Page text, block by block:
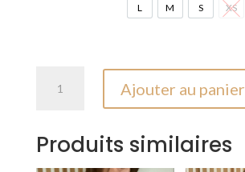
L
L
M
M
S
S
XS
XS
noir
Ajouter au panier
Produits similaires